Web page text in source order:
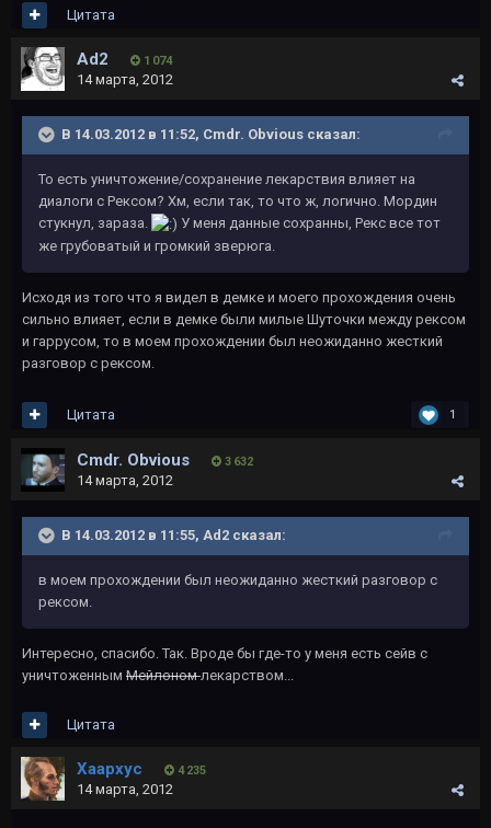
Цитата
Ad2 1 074
14 марта, 2012
В 14.03.2012 в 11:52, Cmdr. Obvious сказал:
То есть уничтожение/сохранение лекарствия влияет на
диалоги с Рексом? Хм, если так, то что ж, логично. Мордин
стукнул, зараза.
У меня данные сохранны, Рекс все тот
же грубоватый и громкий зверюга.
Исходя из того что я видел в демке и моего прохождения очень
сильно влияет, если в демке были милые Шуточки между рексом
и гаррусом, то в моем прохождении был неожиданно жесткий
разговор с рексом.
1
Цитата
Cmdr. Obvious 3 632
14 марта, 2012
В 14.03.2012 в 11:55, Ad2 сказал:
в моем прохождении был неожиданно жесткий разговор с
рексом.
Интересно, спасибо. Так. Вроде бы где-то у меня есть сейв с
уничтоженным Мейлономлекарством...
Цитата
Хаархус 4 235
14 марта, 2012